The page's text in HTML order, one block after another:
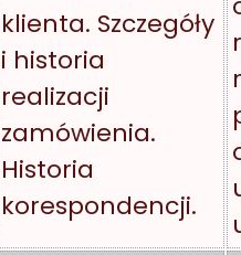
klienta. Szczegóły
i historia
realizacji
zamówienia.
Historia
korespondencji.